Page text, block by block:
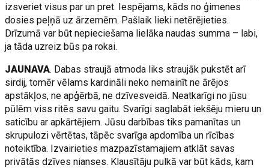
izsveriet visus par un pret. Iespējams, kāds no ģimenes
dosies peļņā uz ārzemēm. Pašlaik lieki netērējieties.
Drīzumā var būt nepieciešama lielāka naudas summa – labi,
ja tāda uzreiz būs pa rokai.
JAUNAVA. Dabas straujā atmoda liks straujāk pukstēt arī
sirdij, tomēr vēlams kardināli neko nemainīt ne ārējos
apstākļos, ne apģērbā, ne dzīvesveidā. Neatkarīgi no jūsu
pūlēm viss ritēs savu gaitu. Svarīgi saglabāt iekšēju mieru un
saticību ar apkārtējiem. Jūsu darbības tiks pamanītas un
skrupulozi vērtētas, tāpēc svarīga apdomība un rīcības
noteiktība. Izvairieties mazpazīstamajiem atklāt savas
privātās dzīves nianses. Klausītāju pulkā var būt kāds, kam